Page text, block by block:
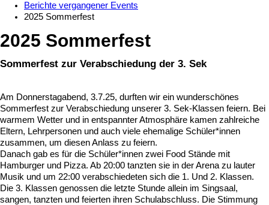
Berichte vergangener Events
2025 Sommerfest
2025 Sommerfest
Sommerfest zur Verabschiedung der 3. Sek
Am Donnerstagabend, 3.7.25, durften wir ein wunderschönes
Sommerfest zur Verabschiedung unserer 3. Sek-Klassen feiern. Bei
warmem Wetter und in entspannter Atmosphäre kamen zahlreiche
Eltern, Lehrpersonen und auch viele ehemalige Schüler*innen
zusammen, um diesen Anlass zu feiern.
Danach gab es für die Schüler*innen zwei Food Stände mit
Hamburger und Pizza. Ab 20:00 tanzten sie in der Arena zu lauter
Musik und um 22:00 verabschiedeten sich die 1. Und 2. Klassen.
Die 3. Klassen genossen die letzte Stunde allein im Singsaal,
sangen, tanzten und feierten ihren Schulabschluss. Die Stimmung